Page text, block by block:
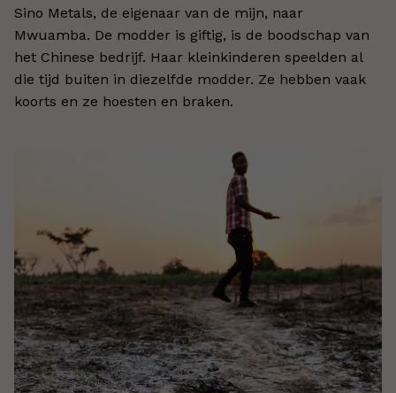
Sino Metals, de eigenaar van de mijn, naar
Mwuamba. De modder is giftig, is de boodschap van
het Chinese bedrijf. Haar kleinkinderen speelden al
die tijd buiten in diezelfde modder. Ze hebben vaak
koorts en ze hoesten en braken.